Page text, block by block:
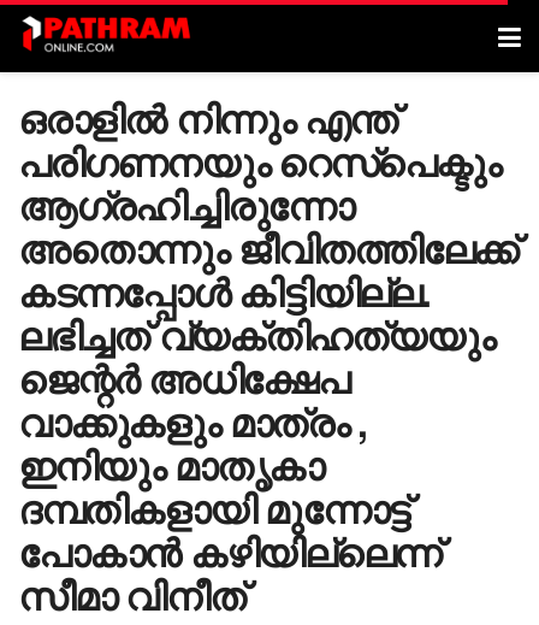
ഒരാളില്‍ നിന്നും എന്ത്
പരിഗണനയും റെസ്‌പെക്ടും
ആഗ്രഹിച്ചിരുന്നോ
അതൊന്നും ജീവിതത്തിലേക്ക്
കടന്നപ്പോള്‍ കിട്ടിയില്ല.
ലഭിച്ചത് വ്യക്തിഹത്യയും
ജെന്റര്‍ അധിക്ഷേപ
വാക്കുകളും മാത്രം ,
ഇനിയും മാതൃകാ
ദമ്പതികളായി മുന്നോട്ട്
പോകാൻ കഴിയില്ലെന്ന്
സീമാ വിനീത്